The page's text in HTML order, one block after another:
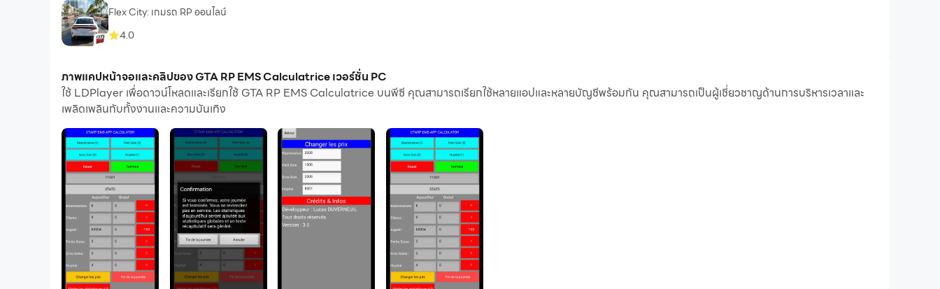
Flex City: เกมรถ RP ออนไลน์
4.0
ภาพแคปหน้าจอและคลิปของ GTA RP EMS Calculatrice เวอร์ชั่น PC
ใช้ LDPlayer เพื่อดาวน์โหลดและเรียกใช้ GTA RP EMS Calculatrice บนพีซี คุณสามารถเรียกใช้หลายแอปและหลายบัญชีพร้อมกัน คุณสามารถเป็นผู้เชี่ยวชาญด้านการบริหารเวลาและ
เพลิดเพลินกับทั้งงานและความบันเทิง